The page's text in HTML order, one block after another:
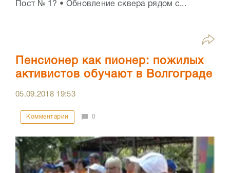
Пост № 1? • Обновление сквера рядом с...
Пенсионер как пионер: пожилых
активистов обучают в Волгограде
05.09.2018 19:53
Комментарии 0